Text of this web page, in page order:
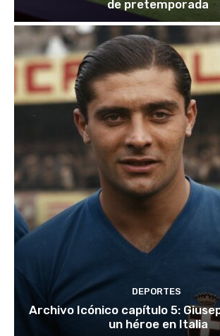
de pretemporada
DEPORTES
Archivo Icónico capítulo 5:
un héroe en Italia